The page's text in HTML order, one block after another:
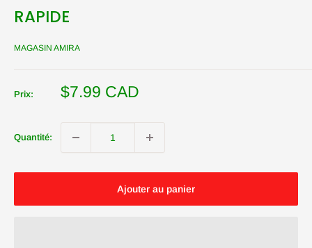
RAPIDE
MAGASIN AMIRA
Prix:
Prix
$7.99 CAD
Quantité:
Ajouter au panier